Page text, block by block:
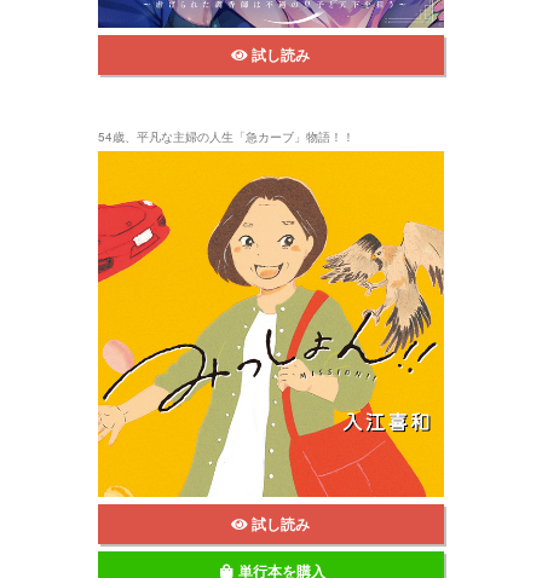
試し読み
54歳、平凡な主婦の人生「急カーブ」物語！！
試し読み
単行本を購入